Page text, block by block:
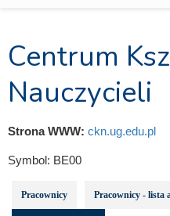
Centrum
Nauczycieli
Strona WWW: ckn.ug.edu.pl
Symbol: BE00
Pracownicy Pracownicy - lista